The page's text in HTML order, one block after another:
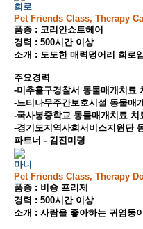
희로
Pet Friends Class, Therapy
품종 : 코리안쇼트헤어
경력 : 500시간 이상
소개 : 도도한 매력덩어리 희로
주요경력
-미추홀구경찰서 동물매개치료
-느티나무주간보호시설 동물매
-국사봉중학교 동물매개치료 치
-경기도지역사회서비스지원단
파트너 - 김진미령
마니
Pet Friends Class, Therapy
품종 : 비숑 프리제
경력 : 500시간 이상
소개 : 사람을 좋아하는 귀염둥